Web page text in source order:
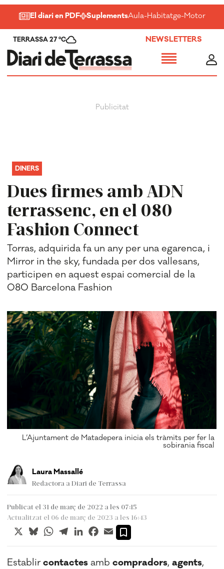
El diari en PDF SuplementsAula-Habitatge-Motor-
TERRASSA 27 ºC NEWSLETTERS
Dues firmes amb ADN
terrassenc, en el 080
Fashion Connect
DINERS
Torras, adquirida fa un any per una egarenca, i
Mirror in the sky, fundada per dos vallesans,
participen en aquest espai comercial de la
080 Barcelona Fashion
L’Ajuntament de Matadepera inicia els tràmits per fer la
sobirania fiscal
Laura Massallé
Redactora a Diari de Terrassa
Publicat el 31 de març de 2022 a les 07:15
Actualitzat el 06 de març de 2023 a les 16:43
X BlueskyWhatsApp
TelegramLinkedInFacebook
Email
Establircontactes ambcompradors,agents,